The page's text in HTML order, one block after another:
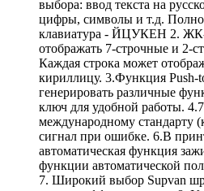
выбора: ввод текста на
цифры, символы и т.д.
клавиатура - ЙЦУКЕН 2. ЖК-
отображать 7-строчные и 2-
Каждая строка может
кириллицу. 3.Функция Push-
генерировать различные
ключ для удобной работы.
международному стандарту
сигнал при ошибке. 6.В
автоматическая функция
функции автоматической
7. Широкий выбор Supvan